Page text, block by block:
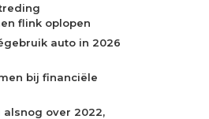
flink oplopen
auto in 2026
bij financiële
over 2022,